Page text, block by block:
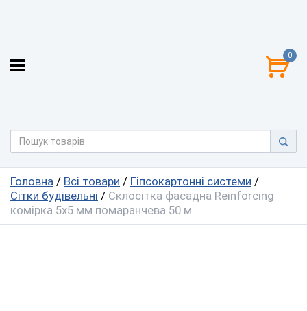
0
Головна / Всі товари / Гіпсокартонні системи /
Сітки будівельні / Склосітка фасадна Reinforcing
комірка 5х5 мм помаранчева 50 м